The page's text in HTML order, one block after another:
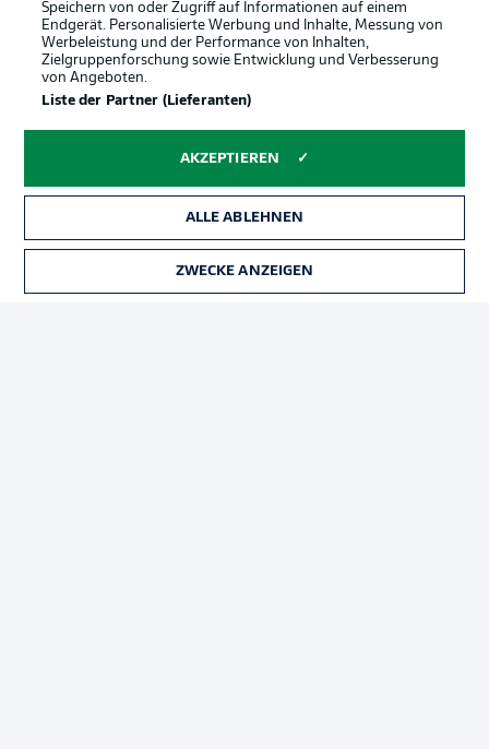
Login
Rechtliche Hinweise Voreinstellungen verwalten
Speichern von oder Zugriff auf Informationen auf einem
Endgerät. Personalisierte Werbung und Inhalte, Messung von
Werbeleistung und der Performance von Inhalten,
Zielgruppenforschung sowie Entwicklung und Verbesserung
von Angeboten.
Liste der Partner (Lieferanten)
AKZEPTIEREN
ALLE ABLEHNEN
ZWECKE ANZEIGEN